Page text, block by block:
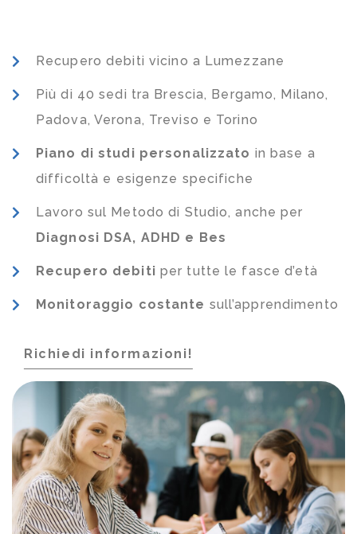
Recupero debiti vicino a Lumezzane
Più di 40 sedi tra Brescia, Bergamo, Milano,
Padova, Verona, Treviso e Torino
Piano di studi personalizzato in base a
difficoltà e esigenze specifiche
Lavoro sul Metodo di Studio, anche per
Diagnosi DSA, ADHD e Bes
Recupero debiti per tutte le fasce d’età
Monitoraggio costante sull’apprendimento
Richiedi informazioni!